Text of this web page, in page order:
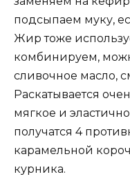
подсыпаем муку,
Жир тоже
комбинируем,
сливочное масло,
Раскатывается
мягкое и
получатся 4
карамельной
курника.